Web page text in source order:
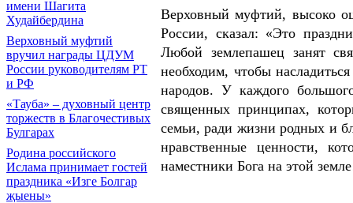
имени Шагита
Худайбердина
Верховный муфтий
вручил награды ЦДУМ
России руководителям РТ
и РФ
«Тауба» – духовный центр
торжеств в Благочестивых
Булгарах
Родина российского
Ислама принимает гостей
праздника «Изге Болгар
җыены»
Верховный муфтий, высоко
России, сказал: «Это
Любой землепашец занят
необходим, чтобы
народов. У каждого
священных принципах,
семьи, ради жизни родных и
нравственные ценности,
наместники Бога на этой